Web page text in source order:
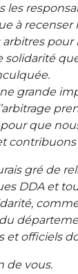
les
à recenser
arbitres
solidarité
grande
que
contribuons
gré de
DDA et
et officiels
de vous.